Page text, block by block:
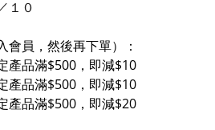
１ ０
會員，然後再下單）：
產品滿$500，即減$10
產品滿$500，即減$10
產品滿$500，即減$20